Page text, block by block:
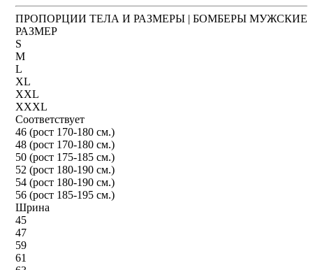
ПРОПОРЦИИ ТЕЛА И РАЗМЕРЫ | БОМБЕРЫ МУЖСКИЕ
РАЗМЕР
S
M
L
XL
XXL
XXXL
Соответствует
46 (рост 170-180 см.)
48 (рост 170-180 см.)
50 (рост 175-185 см.)
52 (рост 180-190 см.)
54 (рост 180-190 см.)
56 (рост 185-195 см.)
Шрина
45
47
59
61